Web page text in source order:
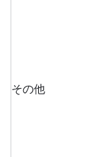
その他